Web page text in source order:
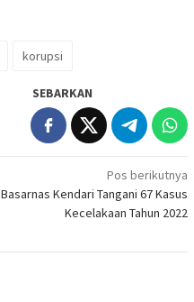
korupsi
SEBARKAN
Pos berikutnya
Basarnas Kendari Tangani 67 Kasus
Kecelakaan Tahun 2022